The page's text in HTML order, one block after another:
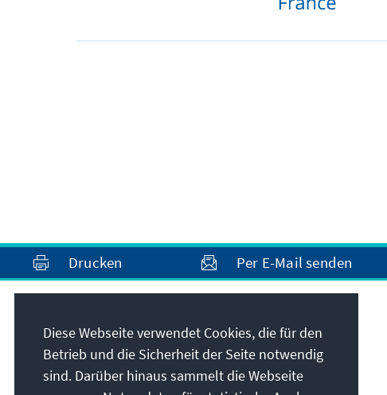
Drucken Per E-Mail senden
Anschrift
Konrad-Adenauer-Stiftung e.V.
Auslandsbüro Frankreich
Diese Webseite verwendet Cookies, die für den
Betrieb und die Sicherheit der Seite notwendig
sind. Darüber hinaus sammelt die Webseite